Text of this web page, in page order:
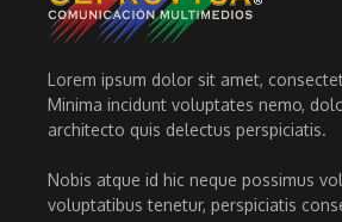
Lorem ipsum dolor sit amet,
Minima incidunt voluptates nemo,
architecto quis delectus perspiciatis.
Nobis atque id hic neque possimus
voluptatibus tenetur, perspiciatis